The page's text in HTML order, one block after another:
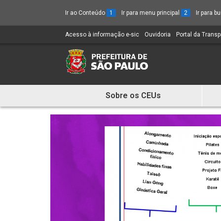
Ir ao Conteúdo 1 Ir para menu principal 2 Ir para
Acesso à informação e-sic (Link
um
novo
Ouvidoria (Link
Portal da
e
Sobre os CEUs